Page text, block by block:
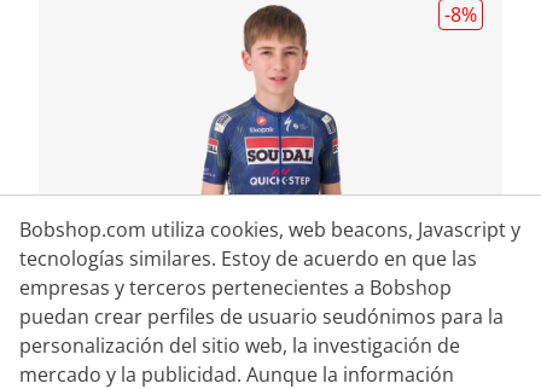
-8%
Bobshop.com utiliza cookies, web beacons, Javascript y
tecnologías similares. Estoy de acuerdo en que las
empresas y terceros pertenecientes a Bobshop
puedan crear perfiles de usuario seudónimos para la
personalización del sitio web, la investigación de
mercado y la publicidad. Aunque la información